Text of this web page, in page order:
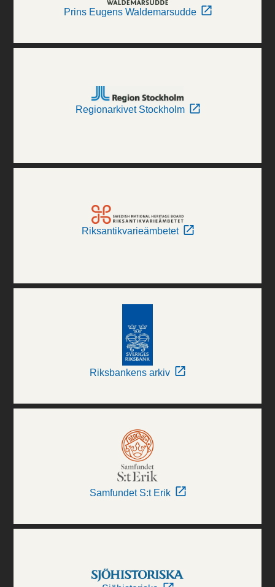
Prins Eugens Waldemarsudde
Regionarkivet Stockholm
Riksantikvarieämbetet
Riksbankens arkiv
Samfundet S:t Erik